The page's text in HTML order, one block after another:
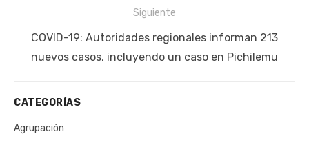
Siguiente
Siguiente
publicación:
COVID-19: Autoridades regionales informan 213
nuevos casos, incluyendo un caso en Pichilemu
CATEGORÍAS
Agrupación